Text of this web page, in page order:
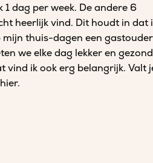
dag per week. De andere 6
heerlijk vind. Dit houdt in dat
mijn thuis-dagen een gastouder
we elke dag lekker en
vind ik ook erg belangrijk. Valt